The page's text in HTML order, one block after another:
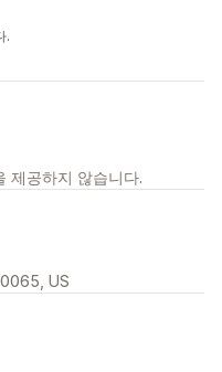
.
제공하지 않습니다.
US